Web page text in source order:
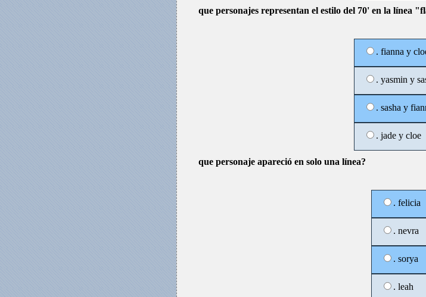
que personajes representan el estilo del 70' en la línea
. fianna y
. yasmin y
. sasha y
. jade y cloe
que personaje apareció en solo una línea?
. felicia
. nevra
. sorya
. leah